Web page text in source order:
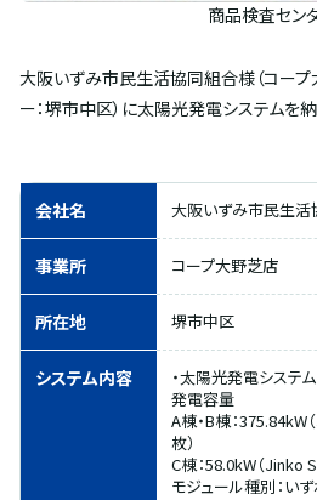
商品検査セン
大阪いずみ市民生活協同組合様（コープ
ー：堺市中区）に太陽光発電システムを
会社名 大阪いずみ市民生活
事業所 コープ大野芝店
所在地 堺市中区
システム内容
・太陽光発電システム
発電容量
A棟・B棟：
枚）
C棟：58.0kW（Jinko
モジュール種別：い